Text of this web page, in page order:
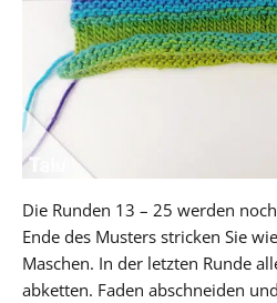
Die Runden 13 – 25 werden
Ende des Musters stricken Sie
Maschen. In der letzten Runde
abketten. Faden abschneiden